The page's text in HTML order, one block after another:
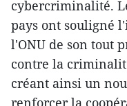
cybercriminalité.
pays ont souligné
l'ONU de son tout
contre la
créant ainsi un
renforcer la